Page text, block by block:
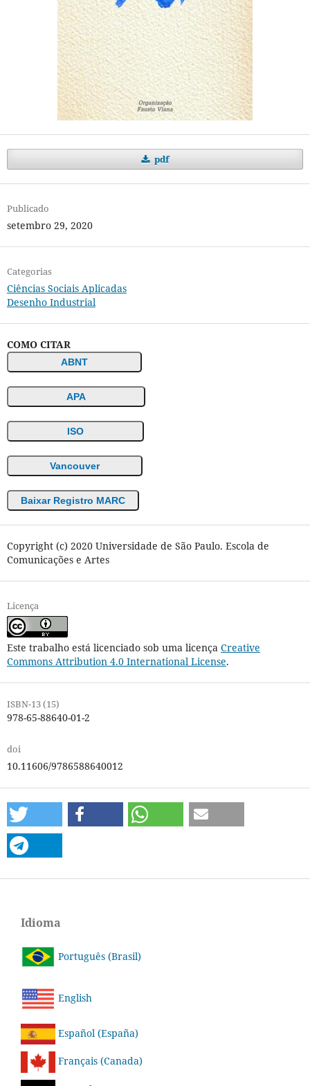
pdf
Publicado
setembro 29, 2020
Categorias
Ciências Sociais Aplicadas
Desenho Industrial
COMO CITAR
ABNT
APA
ISO
Vancouver
Baixar Registro MARC
Copyright (c) 2020 Universidade de São Paulo. Escola de
Comunicações e Artes
Licença
Este trabalho está licenciado sob uma licença Creative
Commons Attribution 4.0 International License.
ISBN-13 (15)
978-65-88640-01-2
doi
10.11606/9786588640012
Idioma
Português (Brasil)
English
Español (España)
Français (Canada)